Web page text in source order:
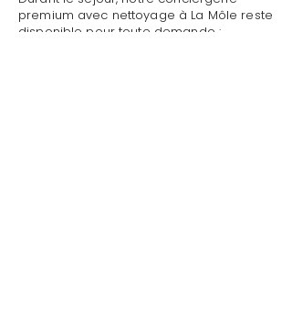
premium avec nettoyage à La Môle reste
disponible pour toute demande :